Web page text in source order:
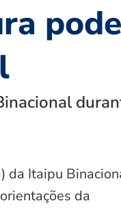
pode
da Itaipu
da